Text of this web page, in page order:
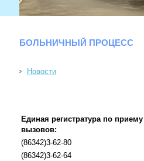
БОЛЬНИЧНЫЙ ПРОЦЕСС
Новости
Единая регистратура по приему
вызовов:
(86342)3-62-80
(86342)3-62-64